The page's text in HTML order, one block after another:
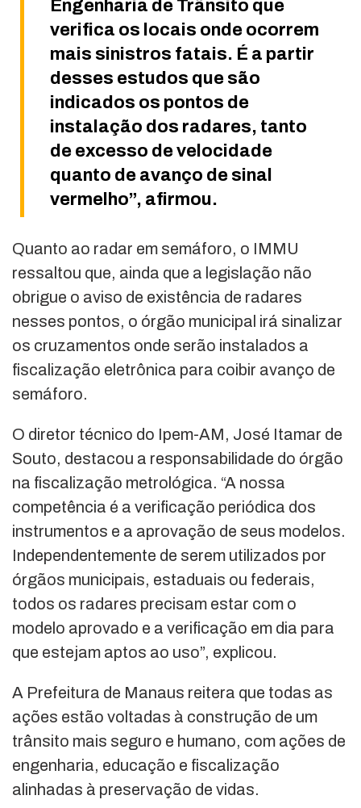
Engenharia de Trânsito que
verifica os locais onde ocorrem
mais sinistros fatais. É a partir
desses estudos que são
indicados os pontos de
instalação dos radares, tanto
de excesso de velocidade
quanto de avanço de sinal
vermelho”, afirmou.
Quanto ao radar em semáforo, o IMMU
ressaltou que, ainda que a legislação não
obrigue o aviso de existência de radares
nesses pontos, o órgão municipal irá sinalizar
os cruzamentos onde serão instalados a
fiscalização eletrônica para coibir avanço de
semáforo.
O diretor técnico do Ipem-AM, José Itamar de
Souto, destacou a responsabilidade do órgão
na fiscalização metrológica. “A nossa
competência é a verificação periódica dos
instrumentos e a aprovação de seus modelos.
Independentemente de serem utilizados por
órgãos municipais, estaduais ou federais,
todos os radares precisam estar com o
modelo aprovado e a verificação em dia para
que estejam aptos ao uso”, explicou.
A Prefeitura de Manaus reitera que todas as
ações estão voltadas à construção de um
trânsito mais seguro e humano, com ações de
engenharia, educação e fiscalização
alinhadas à preservação de vidas.